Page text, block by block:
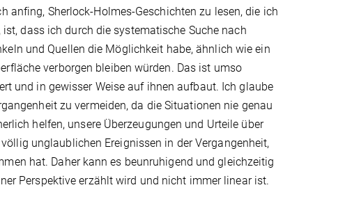
Sherlock-Holmes-Geschichten zu lesen, die ich
dass ich durch die systematische Suche nach
und Quellen die Möglichkeit habe, ähnlich wie ein
verborgen bleiben würden. Das ist umso
und in gewisser Weise auf ihnen aufbaut. Ich glaube
zu vermeiden, da die Situationen nie genau
helfen, unsere Überzeugungen und Urteile über
unglaublichen Ereignissen in der Vergangenheit,
hat. Daher kann es beunruhigend und gleichzeitig
Perspektive erzählt wird und nicht immer linear ist.